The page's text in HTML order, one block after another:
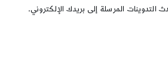
التدوينات المرسلة إلى بريدك الإلكتروني.